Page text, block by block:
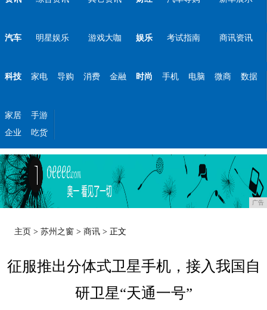
汽车 明星娱乐 游戏大咖 娱乐 考试指南 商讯资讯
科技 家电 导购 消费 金融 时尚 手机 电脑 微商 数据
家居
手游
企业
吃货
广告
主页 >苏州之窗 >商讯 > 正文
征服推出分体式卫星手机，接入我国自
研卫星“天通一号”